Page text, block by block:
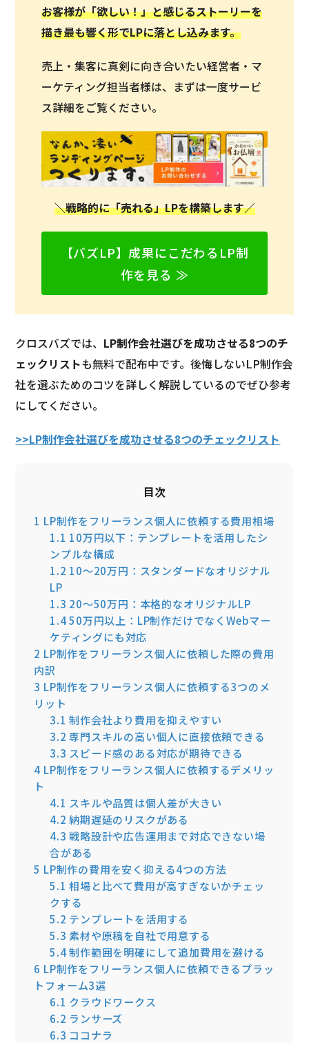
お客様が「欲しい！」と感じるストーリーを
描き最も響く形でLPに落とし込みます。
売上・集客に真剣に向き合いたい経営者・マ
ーケティング担当者様は、まずは一度サービ
ス詳細をご覧ください。
＼戦略的に「売れる」LPを構築します／
【バズLP】成果にこだわるLP制
作を見る ≫
クロスバズでは、 LP制作会社選びを成功させる8つのチ
ェックリストも無料で配布中です。後悔しないLP制作会
社を選ぶためのコツを詳しく解説しているのでぜひ参考
にしてください。
>>LP制作会社選びを成功させる8つのチェックリスト
目次
1 LP制作をフリーランス個人に依頼する費用相場
1.1 10万円以下：テンプレートを活用したシ
ンプルな構成
1.2 10〜20万円：スタンダードなオリジナル
LP
1.3 20〜50万円：本格的なオリジナルLP
1.450万円以上：LP制作だけでなくWebマー
ケティングにも対応
2 LP制作をフリーランス個人に依頼した際の費用
内訳
3 LP制作をフリーランス個人に依頼する3つのメ
リット
3.1 制作会社より費用を抑えやすい
3.2 専門スキルの高い個人に直接依頼できる
3.3 スピード感のある対応が期待できる
4 LP制作をフリーランス個人に依頼するデメリッ
ト
4.1 スキルや品質は個人差が大きい
4.2 納期遅延のリスクがある
4.3 戦略設計や広告運用まで対応できない場
合がある
5 LP制作の費用を安く抑える4つの方法
5.1 相場と比べて費用が高すぎないかチェッ
クする
5.2 テンプレートを活用する
5.3 素材や原稿を自社で用意する
5.4制作範囲を明確にして追加費用を避ける
6 LP制作をフリーランス個人に依頼できるプラッ
トフォーム3選
6.1 クラウドワークス
6.2 ランサーズ
6.3 ココナラ